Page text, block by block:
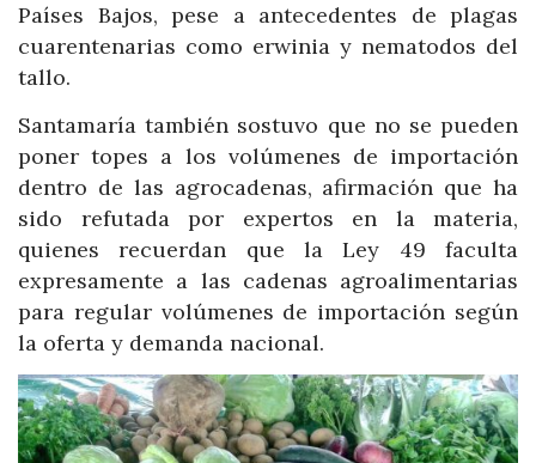
Países Bajos, pese a antecedentes de plagas
cuarentenarias como erwinia y nematodos del
tallo.
Santamaría también sostuvo que no se pueden
poner topes a los volúmenes de importación
dentro de las agrocadenas, afirmación que ha
sido refutada por expertos en la materia,
quienes recuerdan que la Ley 49 faculta
expresamente a las cadenas agroalimentarias
para regular volúmenes de importación según
la oferta y demanda nacional.